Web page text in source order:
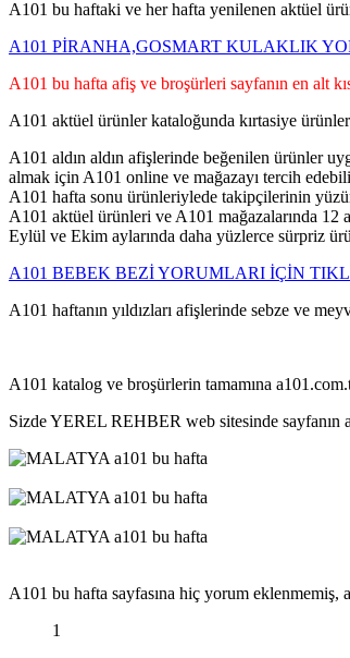
A101 bu haftaki ve her hafta yenilenen aktüel
A101 PİRANHA,GOSMART KULAKLIK
A101 bu hafta afiş ve broşürleri sayfanın en alt
A101 aktüel ürünler kataloğunda kırtasiye
A101 aldın aldın afişlerinde beğenilen ürünler
almak için A101 online ve mağazayı tercih
A101 hafta sonu ürünleriylede takipçilerinin
A101 aktüel ürünleri ve A101 mağazalarında 12
Eylül ve Ekim aylarında daha yüzlerce sürpriz
A101 BEBEK BEZİ YORUMLARI İÇİN
A101 haftanın yıldızları afişlerinde sebze ve
A101 katalog ve broşürlerin tamamına
Sizde YEREL REHBER web sitesinde sayfanın
A101 bu hafta sayfasına hiç yorum eklenmemiş,
1